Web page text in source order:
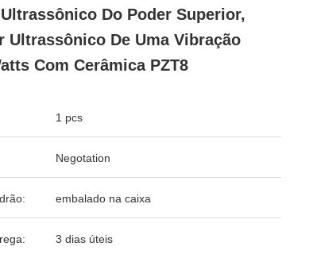
Do Poder Superior,
Ultrassônico De Uma Vibração
Com Cerâmica PZT8
1 pcs
Negotation
embalado na caixa
3 dias úteis